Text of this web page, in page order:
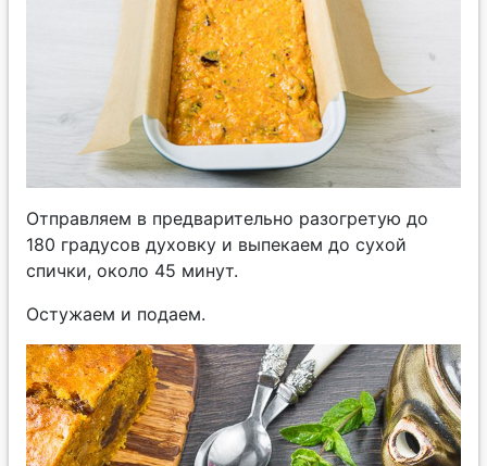
Отправляем в предварительно разогретую до
180 градусов духовку и выпекаем до сухой
спички, около 45 минут.
Остужаем и подаем.